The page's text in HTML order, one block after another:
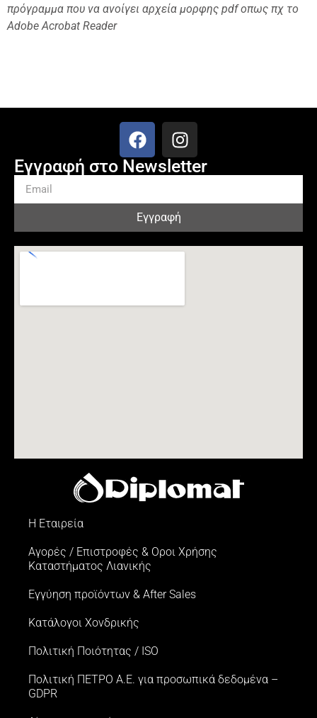
πρόγραμμα που να ανοίγει αρχεία μορφης pdf οπως πχ το
Adobe Acrobat Reader
Η Εταιρεία
Αγορές / Επιστροφές & Oροι Xρήσης
Kαταστήματος Λιανικής
Εγγύηση προϊόντων & After Sales
Κατάλογοι Χονδρικής
Πολιτική Ποιότητας / ISO
Πολιτική ΠΕΤΡΟ Α.Ε. για προσωπικά δεδομένα –
GDPR
Εγγραφή στο Newsletter
Εγγραφή